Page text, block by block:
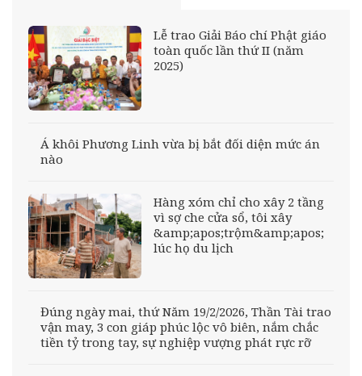
Lễ trao Giải Báo chí Phật giáo
toàn quốc lần thứ II (năm
2025)
Á khôi Phương Linh vừa bị bắt đối diện mức án
nào
Hàng xóm chỉ cho xây 2 tầng
vì sợ che cửa sổ, tôi xây
&amp;apos;trộm&amp;apos;
lúc họ du lịch
Đúng ngày mai, thứ Năm 19/2/2026, Thần Tài trao
vận may, 3 con giáp phúc lộc vô biên, nắm chắc
tiền tỷ trong tay, sự nghiệp vượng phát rực rỡ